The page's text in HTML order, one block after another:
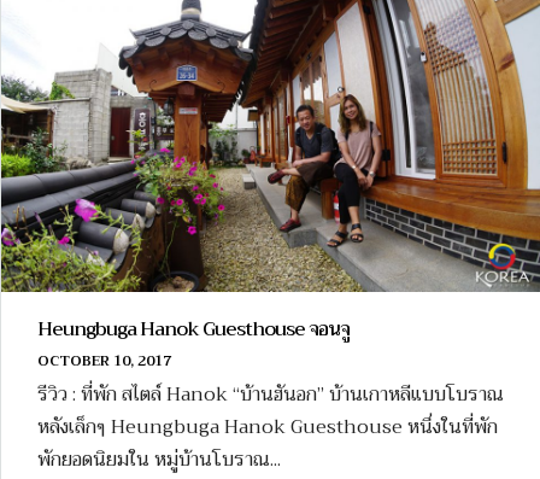
Heungbuga Hanok Guesthouse จอนจู
OCTOBER 10, 2017
รีวิว : ที่พัก สไตล์ Hanok “บ้านฮันอก” บ้านเกาหลีแบบโบราณ
หลังเล็กๆ Heungbuga Hanok Guesthouse หนึ่งในที่พัก
พักยอดนิยมใน หมู่บ้านโบราณ...